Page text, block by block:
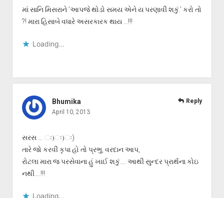
માં સાનિ મિસરાને ‘આપજે થોડો સમય એને ય પરણાવી શકું.’ કરો તો
?! મારા હિસાબે વધારે અસરકારક થાય …!!!
Loading...
Bhumika
April 10, 2013
સરસ … ઃ)ઃ)ઃ)
તારે જો કરવી કૃપા હો તો પ્રભુ, વરદાન આપ,
રોટલા મારા જ પરસેવાના હું ખાઈ શકું…. આથી સુન્દર પ્રાર્થના કોઇ
નથી….!!!
Loading...
Reply